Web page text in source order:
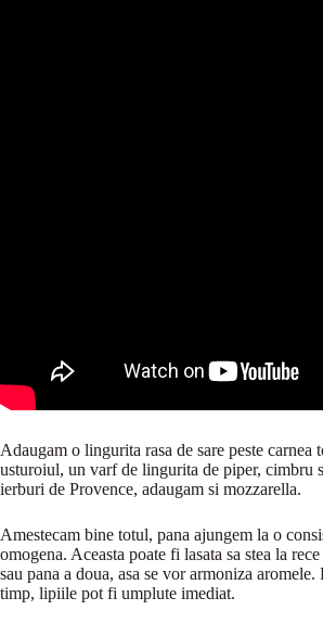
Adaugam o lingurita rasa de sare peste carnea
usturoiul, un varf de lingurita de piper, cimbru
ierburi de Provence, adaugam si mozzarella.
Amestecam bine totul, pana ajungem la o
omogena. Aceasta poate fi lasata sa stea la
sau pana a doua, asa se vor armoniza aromele.
timp, lipiile pot fi umplute imediat.